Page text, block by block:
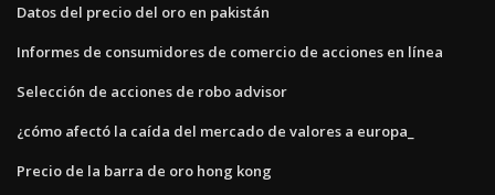
Datos del precio del oro en pakistán
Informes de consumidores de comercio de acciones en línea
Selección de acciones de robo advisor
¿cómo afectó la caída del mercado de valores a europa_
Precio de la barra de oro hong kong